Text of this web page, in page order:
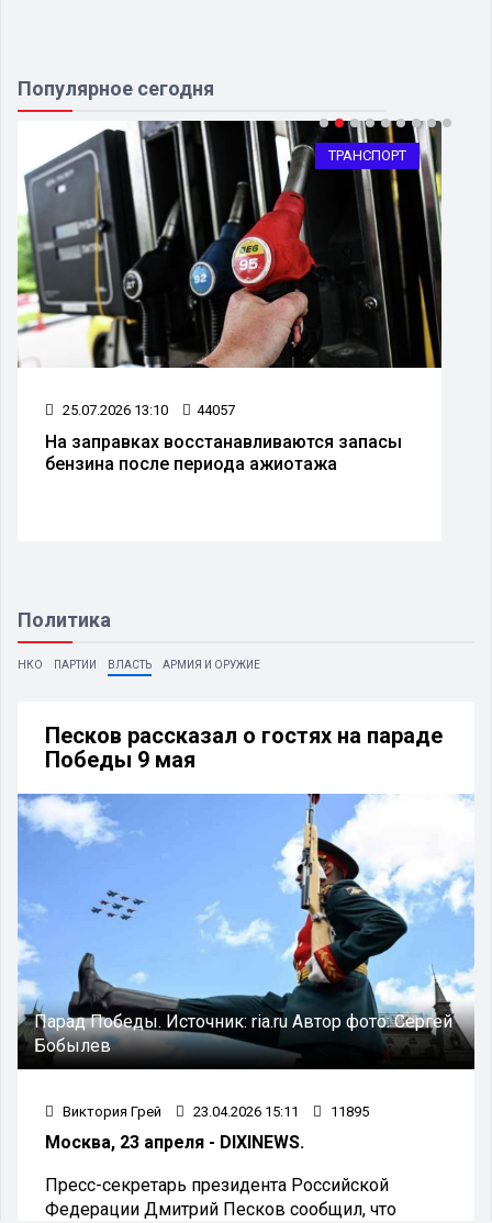
Популярное сегодня
ТРАНСПОРТ
25.07.2026 13:10 44057
На заправках восстанавливаются запасы
бензина после периода ажиотажа
Политика
НКО ПАРТИИ ВЛАСТЬ АРМИЯ И ОРУЖИЕ
Песков рассказал о гостях на параде
Победы 9 мая
Парад Победы. Источник:ria.ru Автор фото:Сергей
Бобылев
Виктория Грей 23.04.2026 15:11 11895
Москва, 23 апреля - DIXINEWS.
Пресс-секретарь президента Российской
Федерации Дмитрий Песков сообщил, что